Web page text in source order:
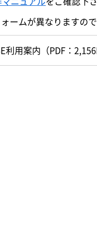
ームが異なりますの
用案内（PDF：